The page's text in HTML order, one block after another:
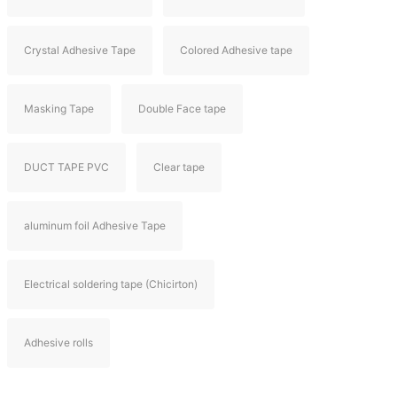
Crystal Adhesive Tape Colored Adhesive tape
Masking Tape Double Face tape
DUCT TAPE PVC Clear tape
aluminum foil Adhesive Tape
Electrical soldering tape (Chicirton)
Adhesive rolls